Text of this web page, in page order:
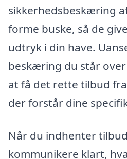
sikkerhedsbeskæring
forme buske, så de
udtryk i din have.
beskæring du står
at få det rette tilbud
der forstår dine
Når du indhenter
kommunikere klart,